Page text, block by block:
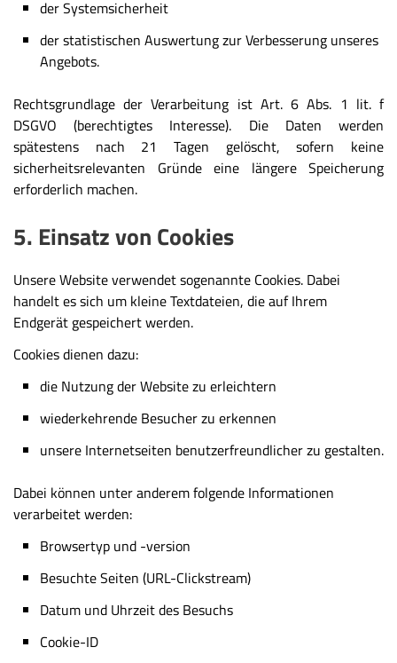
der Systemsicherheit
der statistischen Auswertung zur Verbesserung unseres
Angebots.
Rechtsgrundlage der Verarbeitung ist Art. 6 Abs. 1 lit. f
DSGVO (berechtigtes Interesse). Die Daten werden
spätestens nach 21 Tagen gelöscht, sofern keine
sicherheitsrelevanten Gründe eine längere Speicherung
erforderlich machen.
5. Einsatz von Cookies
Unsere Website verwendet sogenannte Cookies. Dabei
handelt es sich um kleine Textdateien, die auf Ihrem
Endgerät gespeichert werden.
Cookies dienen dazu:
die Nutzung der Website zu erleichtern
wiederkehrende Besucher zu erkennen
unsere Internetseiten benutzerfreundlicher zu gestalten.
Dabei können unter anderem folgende Informationen
verarbeitet werden:
Browsertyp und -version
Besuchte Seiten (URL-Clickstream)
Datum und Uhrzeit des Besuchs
Cookie-ID